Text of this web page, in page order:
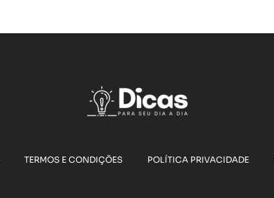
TERMOS E CONDIÇÕES POLÍTICA PRIVACIDADE